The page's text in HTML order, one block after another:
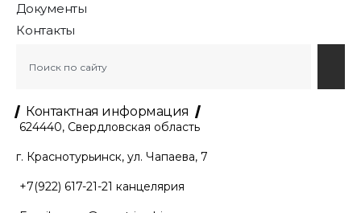
Документы
Контакты
Контактная информация
624440, Свердловская область
г. Краснотурьинск, ул. Чапаева, 7
+7(922) 617-21-21 канцелярия